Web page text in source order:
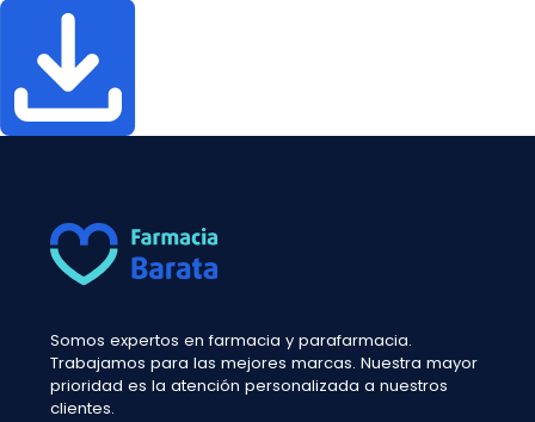
Somos expertos en farmacia y parafarmacia.
Trabajamos para las mejores marcas. Nuestra mayor
prioridad es la atención personalizada a nuestros
clientes.